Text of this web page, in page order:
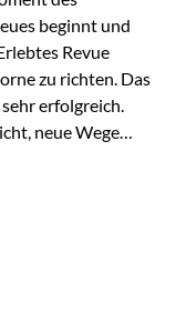
beginnt und
Revue
zu richten. Das
erfolgreich.
neue Wege
auch unsere